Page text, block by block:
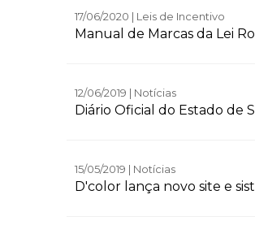
17/06/2020 | Leis de Incentivo
Manual de Marcas da Lei
12/06/2019 | Notícias
Diário Oficial do Estado de
15/05/2019 | Notícias
D'color lança novo site e